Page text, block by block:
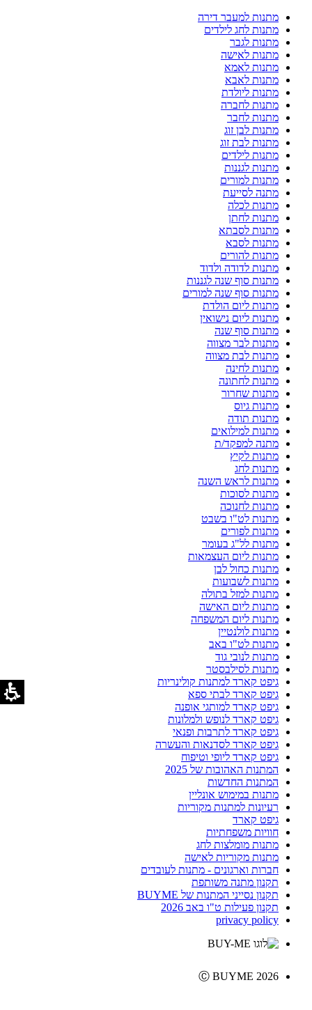
מתנות למעבר דירה
מתנות לחג לילדים
מתנות לגבר
מתנות לאישה
מתנות לאמא
מתנות לאבא
מתנות ליולדת
מתנות לחברה
מתנות לחבר
מתנות לבן זוג
מתנות לבת זוג
מתנות לילדים
מתנות לגננות
מתנות למורים
מתנה לסייעת
מתנות לכלה
מתנות לחתן
מתנות לסבתא
מתנות לסבא
מתנות להורים
מתנות לדודה ולדוד
מתנות סוף שנה לגננות
מתנות סוף שנה למורים
מתנות ליום הולדת
מתנות ליום נישואין
מתנות סוף שנה
מתנות לבר מצווה
מתנות לבת מצווה
מתנות לחינה
מתנות לחתונה
מתנות שחרור
מתנות גיוס
מתנות תודה
מתנות למילואים
מתנה למפקד/ת
מתנות לקיץ
מתנות לחג
מתנות לראש השנה
מתנות לסוכות
מתנות לחנוכה
מתנות לט"ו בשבט
מתנות לפורים
מתנות לל"ג בעומר
מתנות ליום העצמאות
מתנות כחול לבן
מתנות לשבועות
מתנות למזל בתולה
מתנות ליום האישה
מתנות ליום המשפחה
מתנות לולנטיין
מתנות לט"ו באב
מתנות לנובי גוד
מתנות לסילבסטר
גיפט קארד למתנות קולינריות
גיפט קארד לבתי ספא
גיפט קארד למותגי אופנה
גיפט קארד לנופש ולמלונות
גיפט קארד לתרבות ופנאי
גיפט קארד לסדנאות והעשרה
גיפט קארד ליופי וטיפוח
המתנות האהובות של 2025
המתנות החדשות
מתנות במימוש אונליין
רעיונות למתנות מקוריות
גיפט קארד
חוויות משפחתיות
מתנות מומלצות לחג
מתנות מקוריות לאישה
חברות וארגונים - מתנות לעובדים
תקנון מתנה משותפת
תקנון נסייני המתנות של BUYME
תקנון פעילות ט"ו באב 2026
privacy policy
Ⓒ BUYME 2026